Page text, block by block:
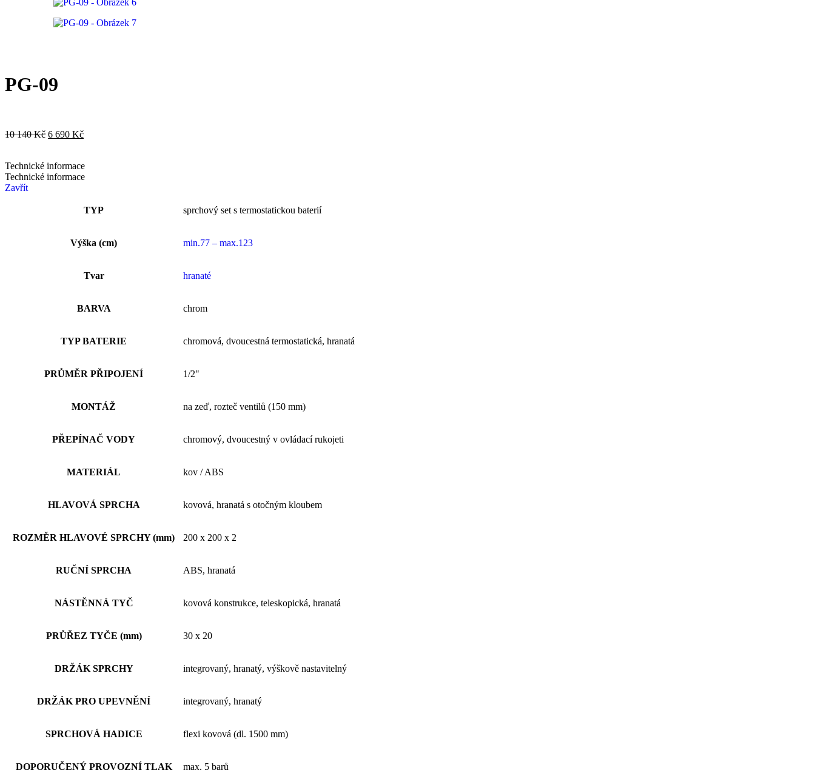
PG-09
10 140Kč 6 690 Kč
Technické informace
Technické informace
Zavřít
TYP sprchový set s termostatickou baterií
Výška (cm) min.77 – max.123
Tvar hranaté
BARVA chrom
TYP BATERIE chromová, dvoucestná termostatická, hranatá
PRŮMĚR PŘIPOJENÍ 1/2"
MONTÁŽ na zeď, rozteč ventilů (150 mm)
PŘEPÍNAČ VODY chromový, dvoucestný v ovládací rukojeti
MATERIÁL kov / ABS
HLAVOVÁ SPRCHA kovová, hranatá s otočným kloubem
ROZMĚR HLAVOVÉ SPRCHY (mm) 200 x 200 x 2
RUČNÍ SPRCHA ABS, hranatá
NÁSTĚNNÁ TYČ kovová konstrukce, teleskopická, hranatá
PRŮŘEZ TYČE (mm) 30 x 20
DRŽÁK SPRCHY integrovaný, hranatý, výškově nastavitelný
DRŽÁK PRO UPEVNĚNÍ integrovaný, hranatý
SPRCHOVÁ HADICE flexi kovová (dl. 1500 mm)
DOPORUČENÝ PROVOZNÍ TLAK max. 5 barů